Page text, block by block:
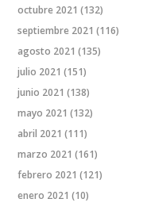
octubre 2021 (132)
septiembre 2021 (116)
agosto 2021 (135)
julio 2021 (151)
junio 2021 (138)
mayo 2021 (132)
abril 2021 (111)
marzo 2021 (161)
febrero 2021 (121)
enero 2021 (10)